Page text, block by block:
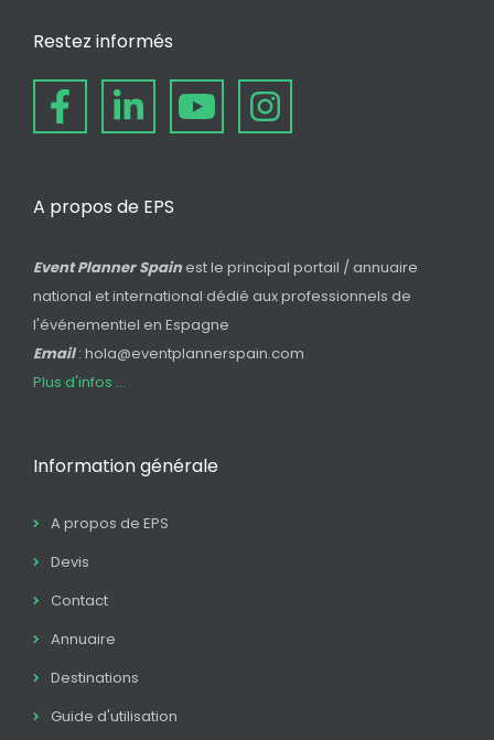
Restez informés
A propos de EPS
Event Planner Spain est le principal portail / annuaire
national et international dédié aux professionnels de
l'événementiel en Espagne
Email: hola@eventplannerspain.com
Plus d'infos ...
Information générale
A propos de EPS
Devis
Contact
Annuaire
Destinations
Guide d'utilisation